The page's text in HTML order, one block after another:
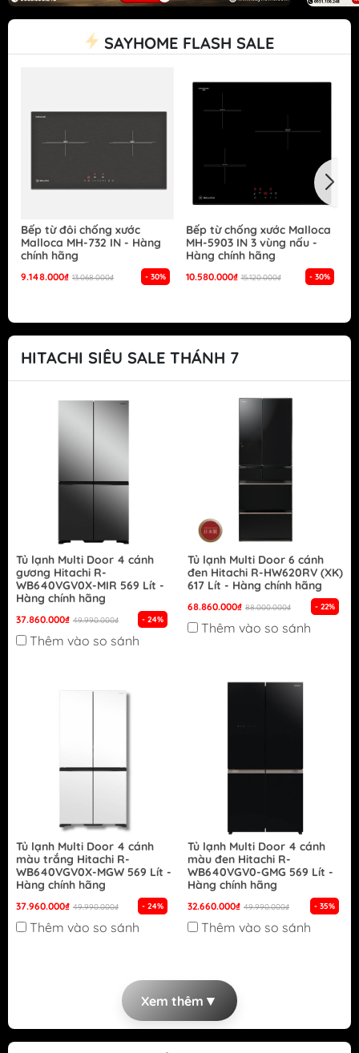
SAYHOME FLASH SALE
- 30%
Bếp từ đôi chống xước
Malloca MH-732 IN - Hàng
chính hãng
9.148.000₫ 13.068.000₫ - 30%
Bếp từ chống xước Malloca
MH-5903 IN 3 vùng nấu -
Hàng chính hãng
10.580.000₫ 15.120.000₫
HITACHI SIÊU SALE THÁNH 7
Tủ lạnh Multi Door 4 cánh
gương Hitachi R-
WB640VGV0X-MIR 569 Lít -
Hàng chính hãng
37.860.000₫ 49.990.000₫ - 24%
Thêm vào so sánh
Tủ lạnh Multi Door 6 cánh
đen Hitachi R-HW620RV (XK)
617 Lít - Hàng chính hãng
68.860.000₫ 88.000.000₫ - 22%
Thêm vào so sánh
Tủ lạnh Multi Door 4 cánh
màu trắng Hitachi R-
WB640VGV0X-MGW 569 Lít -
Hàng chính hãng
37.960.000₫ 49.990.000₫ - 24%
Thêm vào so sánh
Tủ lạnh Multi Door 4 cánh
màu đen Hitachi R-
WB640VGV0-GMG 569 Lít -
Hàng chính hãng
32.660.000₫ 49.990.000₫ - 35%
Thêm vào so sánh
Xem thêm ▼